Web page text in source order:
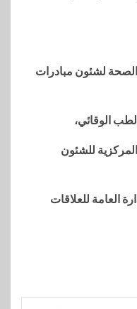
لشئون مبادرات
الوقائي،
للشئون
العامة للعلاقات